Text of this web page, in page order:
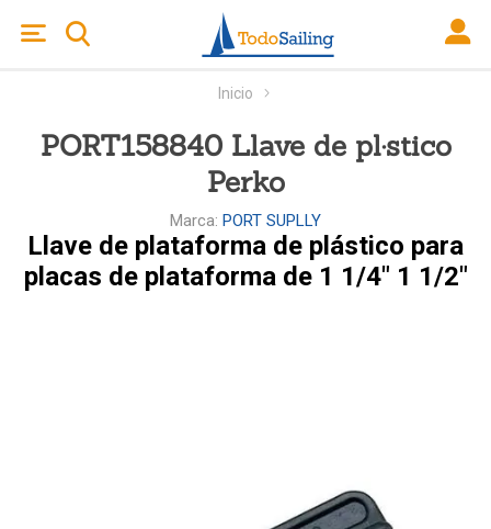
Inicio
PORT158840 Llave de pl·stico
Perko
Marca: PORT SUPLLY
Llave de plataforma de plástico para
placas de plataforma de 1 1/4" 1 1/2"